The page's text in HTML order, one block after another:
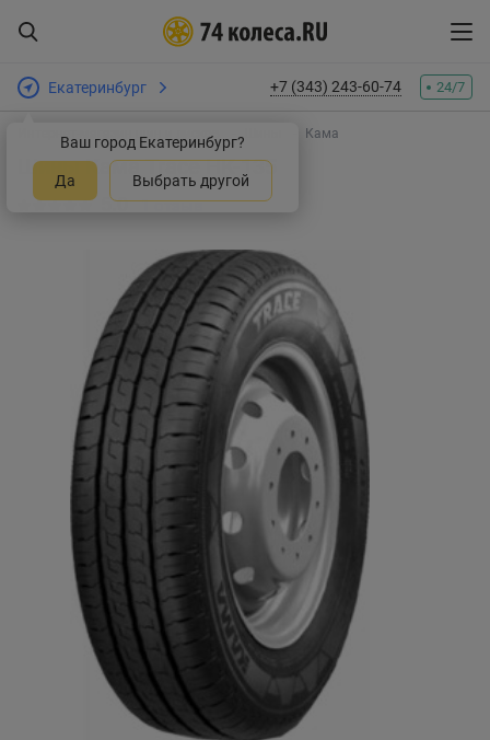
Екатеринбург
Ваш город Екатеринбург?
Да Выбрать другой
+7 (343) 243-60-74 24/7
Интернет-магазин шин и дисков Кама
Шины Кама Trace НК-135
5.0 1 отзыв